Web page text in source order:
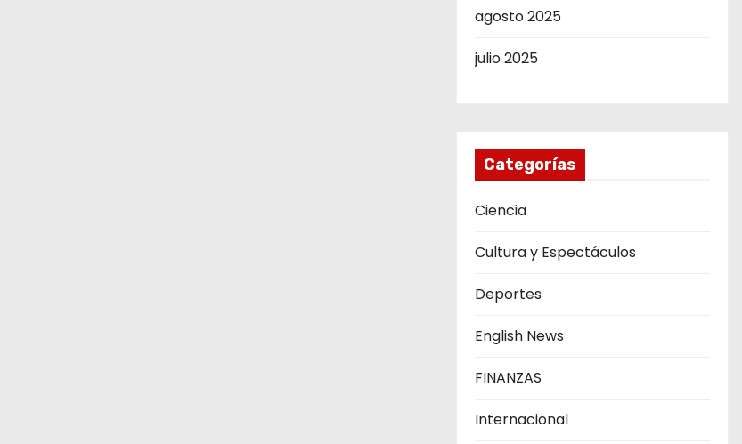
agosto 2025
julio 2025
Categorías
Ciencia
Cultura y Espectáculos
Deportes
English News
FINANZAS
Internacional